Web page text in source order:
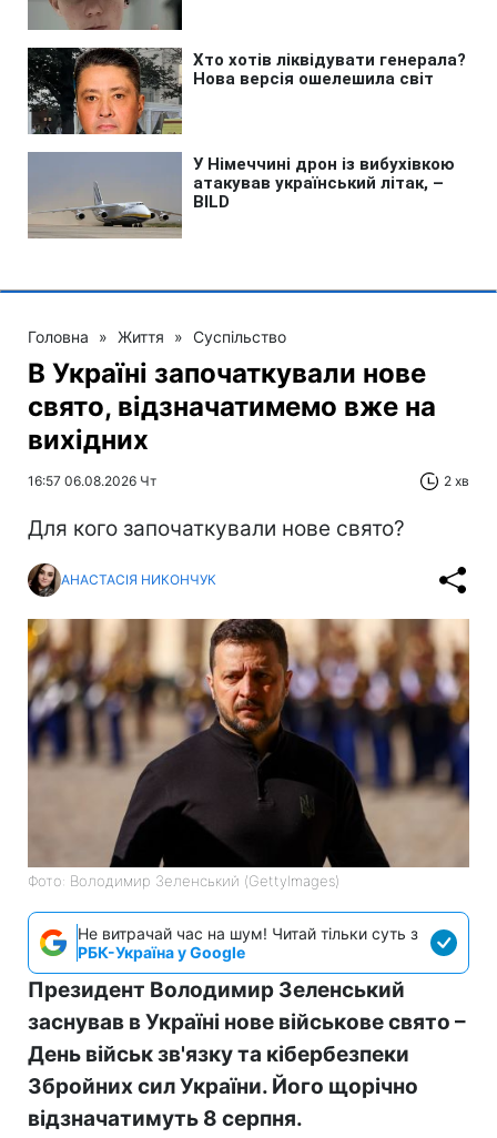
Головна » Життя » Суспільство
В Україні започаткували нове
свято, відзначатимемо вже на
вихідних
16:57 06.08.2026 Чт 2 хв
Для кого започаткували нове свято?
АНАСТАСІЯ НИКОНЧУК
Фото: Володимир Зеленський (GettyImages)
Не витрачай час на шум! Читай тільки суть з
РБК-Україна у Google
Президент Володимир Зеленський
заснував в Україні нове військове свято –
День військ зв'язку та кібербезпеки
Збройних сил України. Його щорічно
відзначатимуть 8 серпня.